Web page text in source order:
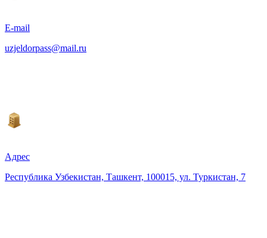
E-mail
uzjeldorpass@mail.ru
Адрес
Республика Узбекистан, Ташкент, 100015, ул. Туркистан, 7